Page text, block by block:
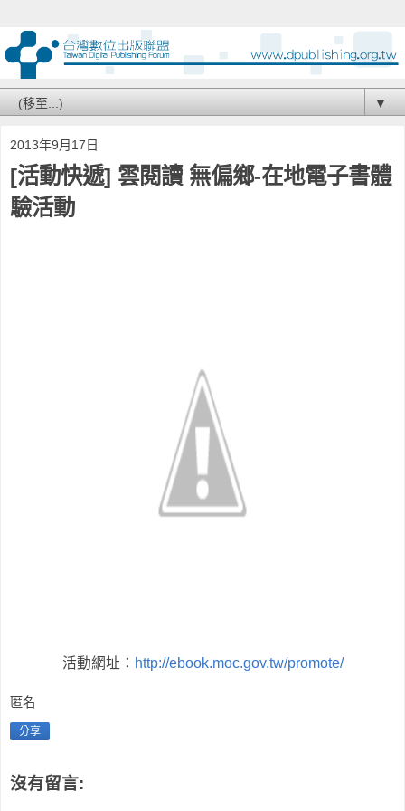
▼
2013年9月17日
[活動快遞] 雲閱讀 無偏鄉-在地電子書體
驗活動
活動網址： http://ebook.moc.gov.tw/promote/
匿名
分享
沒有留言: